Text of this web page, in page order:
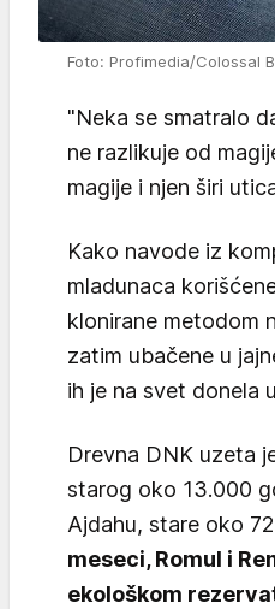
Foto: Profimedia/Colossal
"Neka se smatralo
ne razlikuje od
magije i njen širi
Kako navode iz
mladunaca
klonirane metodom
zatim ubačene u
ih je na svet donela
Drevna DNK uzeta
starog oko 13.000
Ajdahu, stare oko
meseci, Romul i
ekološkom